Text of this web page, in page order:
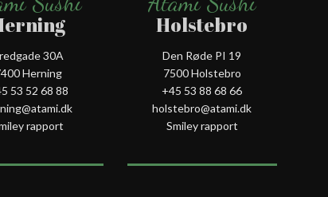
30A
Herning
53 52 68 88
rapport
Holstebro
Den Røde PI 19
7500 Holstebro
+45 53 88 68 66
holstebro@atami.dk
Smiley rapport